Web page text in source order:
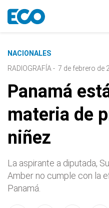
NACIONALES
RADIOGRAFÍA - 7 de febrero de
Panamá
materia de
niñez
La aspirante a diputada,
Amber no cumple con la
Panamá.